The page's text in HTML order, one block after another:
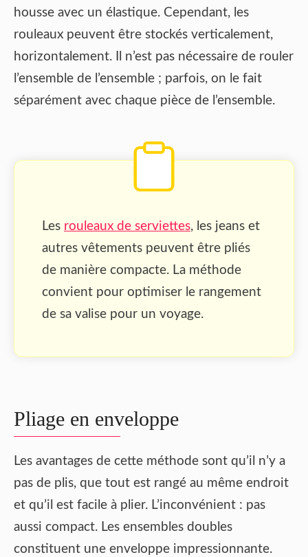
housse avec un élastique. Cependant, les
rouleaux peuvent être stockés verticalement,
horizontalement. Il n’est pas nécessaire de rouler
l’ensemble de l’ensemble ; parfois, on le fait
séparément avec chaque pièce de l’ensemble.
Les rouleaux de serviettes, les jeans et
autres vêtements peuvent être pliés
de manière compacte. La méthode
convient pour optimiser le rangement
de sa valise pour un voyage.
Pliage en enveloppe
Les avantages de cette méthode sont qu’il n’y a
pas de plis, que tout est rangé au même endroit
et qu’il est facile à plier. L’inconvénient : pas
aussi compact. Les ensembles doubles
constituent une enveloppe impressionnante.